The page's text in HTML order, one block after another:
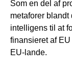
Som en del af
metaforer
intelligens til at
finansieret af
EU-lande.